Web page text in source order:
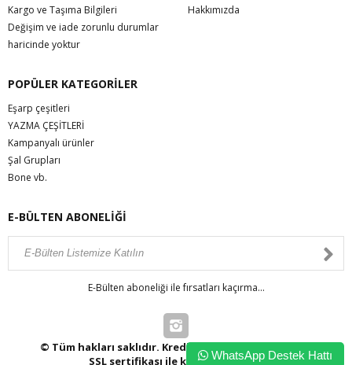
Kargo ve Taşıma Bilgileri
Değişim ve iade zorunlu durumlar
haricinde yoktur
Hakkımızda
POPÜLER KATEGORİLER
Eşarp çeşitleri
YAZMA ÇEŞİTLERİ
Kampanyalı ürünler
Şal Grupları
Bone vb.
E-BÜLTEN ABONELİĞİ
E-Bülten aboneliği ile fırsatları kaçırma...
© Tüm hakları saklıdır. Kredi kartı bilgileriniz 256bit
SSL sertifikası ile korunmaktadır.WhatsApp Destek Hattı